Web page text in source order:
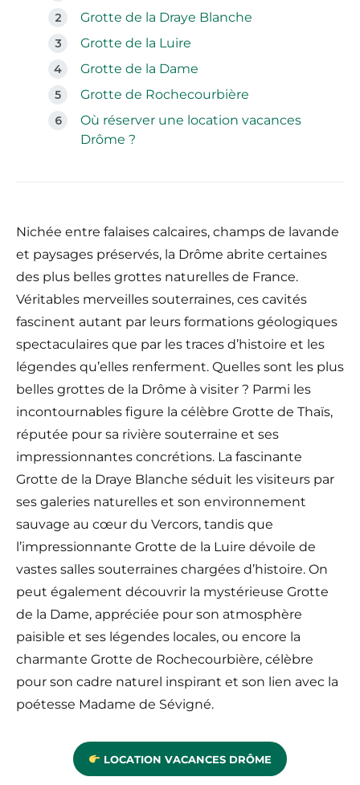
Grotte de la Draye Blanche
Grotte de la Luire
Grotte de la Dame
Grotte de Rochecourbière
Où réserver une location vacances
Drôme ?
Nichée entre falaises calcaires, champs de lavande
et paysages préservés, la Drôme abrite certaines
des plus belles grottes naturelles de France.
Véritables merveilles souterraines, ces cavités
fascinent autant par leurs formations géologiques
spectaculaires que par les traces d’histoire et les
légendes qu’elles renferment. Quelles sont les plus
belles grottes de la Drôme à visiter ? Parmi les
incontournables figure la célèbre Grotte de Thaïs,
réputée pour sa rivière souterraine et ses
impressionnantes concrétions. La fascinante
Grotte de la Draye Blanche séduit les visiteurs par
ses galeries naturelles et son environnement
sauvage au cœur du Vercors, tandis que
l’impressionnante Grotte de la Luire dévoile de
vastes salles souterraines chargées d’histoire. On
peut également découvrir la mystérieuse Grotte
de la Dame, appréciée pour son atmosphère
paisible et ses légendes locales, ou encore la
charmante Grotte de Rochecourbière, célèbre
pour son cadre naturel inspirant et son lien avec la
poétesse Madame de Sévigné.
LOCATION VACANCES DRÔME